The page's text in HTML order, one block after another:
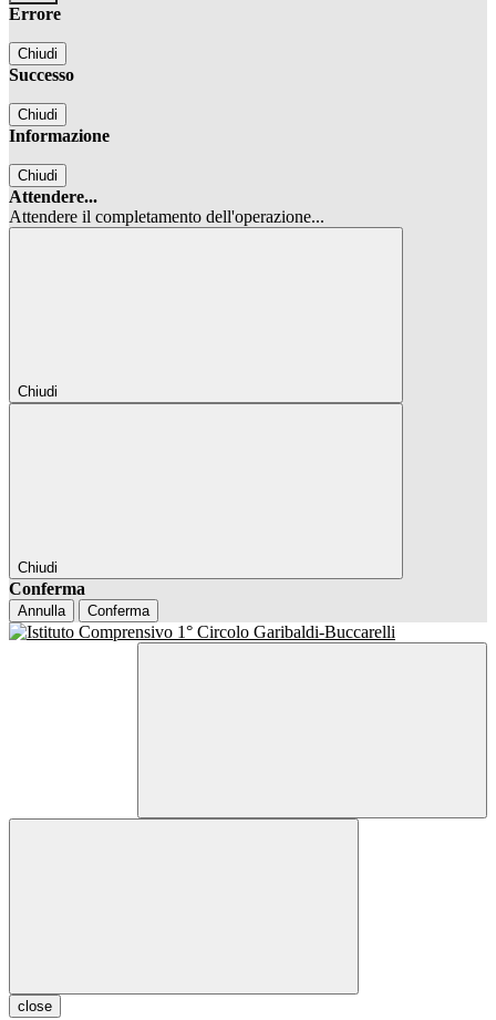
Errore
Chiudi
Successo
Chiudi
Informazione
Chiudi
Attendere...
Attendere il completamento dell'operazione...
Chiudi
Chiudi
Conferma
Annulla Conferma
close